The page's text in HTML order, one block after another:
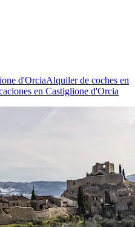
d'OrciaAlquiler de coches en
en Castiglione d'Orcia